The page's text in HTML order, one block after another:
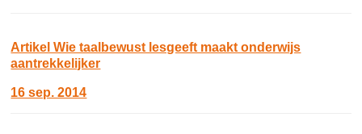
Artikel Wie taalbewust lesgeeft maakt onderwijs
aantrekkelijker
16 sep. 2014